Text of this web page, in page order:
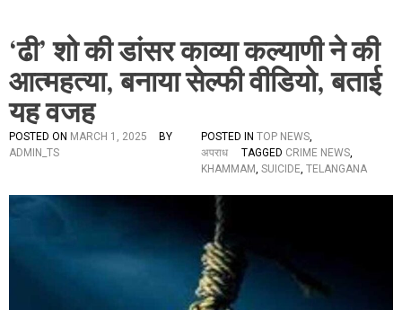
‘ढी’ शो की डांसर काव्या कल्याणी ने की
आत्महत्या, बनाया सेल्फी वीडियो, बताई
यह वजह
POSTED ON MARCH 1, 2025
BY
ADMIN_TS
POSTED IN TOP NEWS,
अपराध
TAGGED CRIME NEWS,
KHAMMAM, SUICIDE, TELANGANA